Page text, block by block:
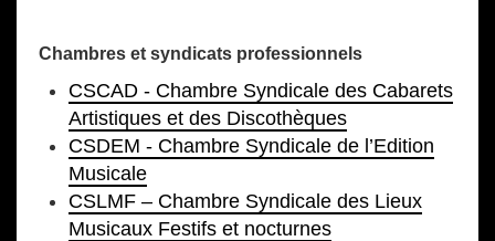
Chambres et syndicats professionnels
CSCAD - Chambre Syndicale des Cabarets
Artistiques et des Discothèques
CSDEM - Chambre Syndicale de l’Edition
Musicale
CSLMF – Chambre Syndicale des Lieux
Musicaux Festifs et nocturnes